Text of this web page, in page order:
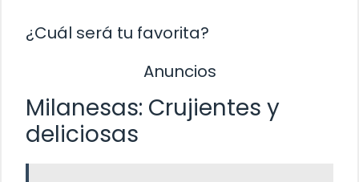
¿Cuál será tu favorita?
Anuncios
Milanesas: Crujientes y
deliciosas